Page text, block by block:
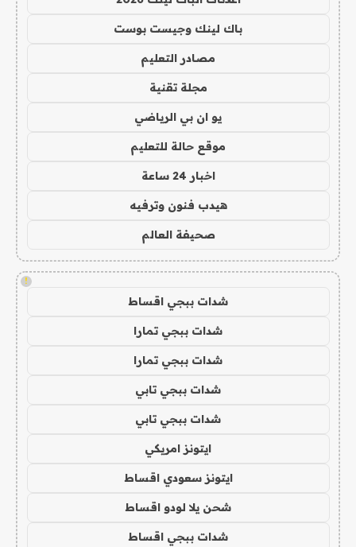
باك لينك وجيست بوست
مصادر التعليم
مجلة تقنية
يو ان بي الرياضي
موقع حالة للتعليم
اخبار 24 ساعة
هيدب فنون وترفيه
صحيفة العالم
!
شدات ببجي اقساط
شدات ببجي تمارا
شدات ببجي تمارا
شدات ببجي تابي
شدات ببجي تابي
ايتونز امريكي
ايتونز سعودي اقساط
شحن يلا لودو اقساط
شدات ببجي اقساط